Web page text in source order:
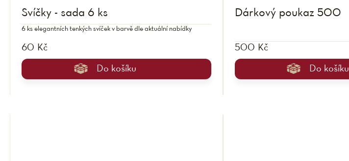
Svíčky - sada 6 ks
60 Kč
Do košíku
6 ks elegantních tenkých svíček v barvě dle aktuální nabídky
Dárkový poukaz 500
500 Kč
Do košíku